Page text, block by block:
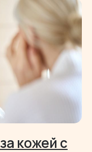
кожей с